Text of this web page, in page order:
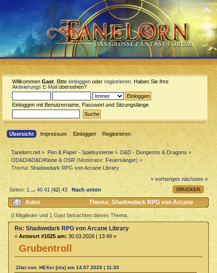
Willkommen Gast . Bitte einloggen oder registrieren . Haben Sie Ihre
Aktivierungs E-Mail übersehen?
Einloggen mit Benutzername, Passwort und Sitzungslänge
Übersicht Impressum Einloggen Registrieren
Tanelorn.net » Pen & Paper - Spielsysteme» D&D - Dungeons & Dragons »
OD&D/AD&D/Klone & OSR (Moderator:Feuersänger) »
Thema:Shadowdark RPG von Arcane Library
« vorheriges nächstes »
DRUCKEN
Seiten:1 ...40 41 [42]43 Nach unten
Autor
Thema: Shadowdark RPG von Arcane
Library (Gelesen 118618 mal)
0 Mitglieder und 1 Gast betrachten dieses Thema.
Grubentroll
Re: Shadowdark RPG von Arcane Library
« Antwort #1025 am: 30.03.2026 | 13:49 »
Zitat von: HEXer [n/a] am 14.07.2025 | 11:35